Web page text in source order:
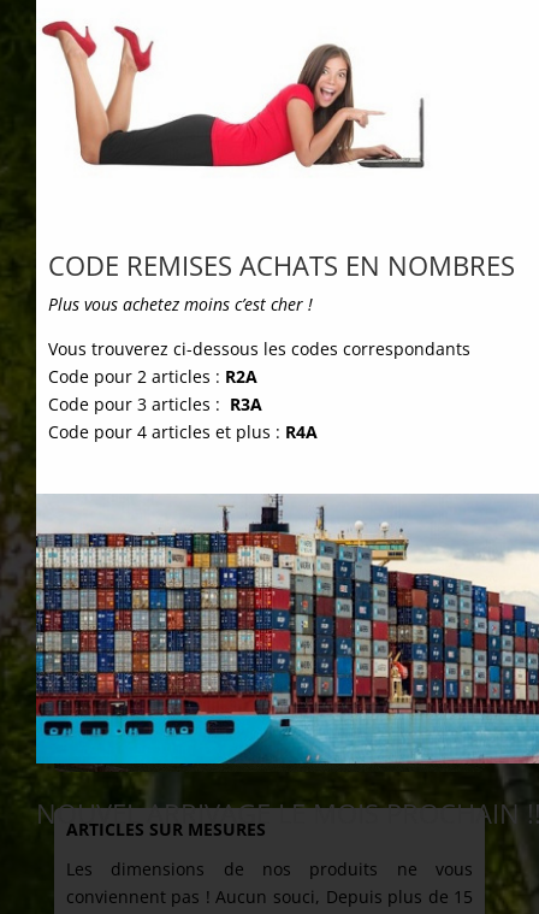
CODE REMISES ACHATS EN NOMBRES
Plus vous achetez moins c’est cher !
Vous trouverez ci-dessous les codes correspondants
Code pour 2 articles : R2A
Code pour 3 articles : R3A
Code pour 4 articles et plus : R4A
NOUVEL ARRIVAGE LE MOIS PROCHAIN
manufacturés pour votre jardin, votre terrasse,
satisfaction, nous avons regroupé sur la page LE
BAMBOU de A à Z, Le maximum d’informations
qui vous permettrons de réussir votre installation,
de mieux comprendre et apprécier cet élément
ARTICLES SUR MESURES
Les dimensions de nos produits ne vous
conviennent pas ! Aucun souci, Depuis plus de 15